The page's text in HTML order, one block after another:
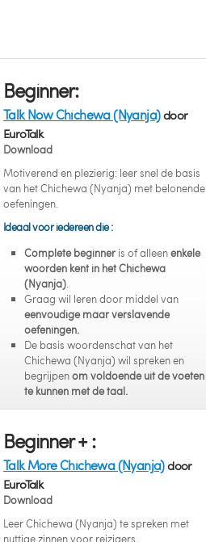
Beginner:
Talk Now Chichewa (Nyanja)door
EuroTalk
Download
Motiverend en plezierig: leer snel de basis
van het Chichewa (Nyanja) met belonende
oefeningen.
Ideaal voor iedereen die :
Complete beginner is of alleenenkele
woorden kent in het Chichewa
(Nyanja).
Graag wil leren door middel van
eenvoudige maar verslavende
oefeningen.
De basis woordenschat van het
Chichewa (Nyanja) wil spreken en
begrijpenom voldoende uit de voeten
te kunnen met de taal.
Beginner + :
Talk More Chichewa (Nyanja)door
EuroTalk
Download
Leer Chichewa (Nyanja) te spreken met
nuttige zinnen voor reizigers.